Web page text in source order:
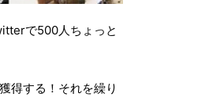
で500人ちょっと
得する！それを繰り